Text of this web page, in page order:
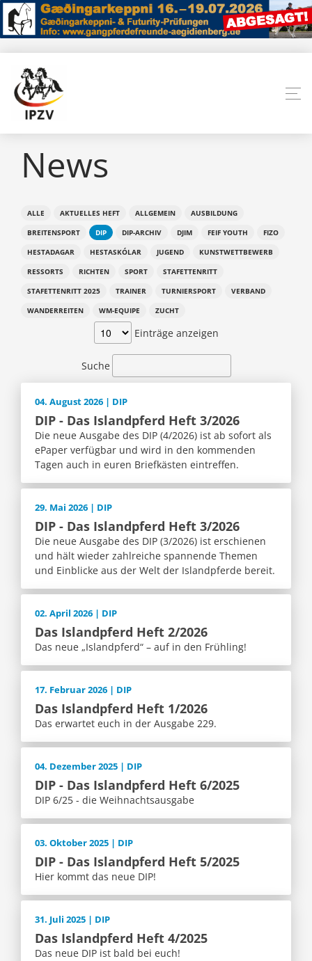
News
ALLE AKTUELLES HEFT ALLGEMEIN
AUSBILDUNG
BREITENSPORT
DIP DIP-ARCHIV DJIM FEIF YOUTH
FIZO
HESTADAGAR
HESTASKÓLAR JUGEND
KUNSTWETTBEWERB
RESSORTS
RICHTEN SPORT
STAFETTENRITT
STAFETTENRITT 2025
TRAINER TURNIERSPORT
VERBAND
WANDERREITEN
WM-EQUIPE ZUCHT
Einträge anzeigen
Suche
04. August 2026 | DIP
DIP - Das Islandpferd Heft 3/2026
Die neue Ausgabe des DIP (4/2026) ist ab sofort als
ePaper verfügbar und wird in den kommenden
Tagen auch in euren Briefkästen eintreffen.
29. Mai 2026 | DIP
DIP - Das Islandpferd Heft 3/2026
Die neue Ausgabe des DIP (3/2026) ist erschienen
und hält wieder zahlreiche spannende Themen
und Einblicke aus der Welt der Islandpferde bereit.
02. April 2026 | DIP
Das Islandpferd Heft 2/2026
Das neue „Islandpferd“ – auf in den Frühling!
17. Februar 2026 | DIP
Das Islandpferd Heft 1/2026
Das erwartet euch in der Ausgabe 229.
04. Dezember 2025 | DIP
DIP - Das Islandpferd Heft 6/2025
DIP 6/25 - die Weihnachtsausgabe
03. Oktober 2025 | DIP
DIP - Das Islandpferd Heft 5/2025
Hier kommt das neue DIP!
31. Juli 2025 | DIP
Das Islandpferd Heft 4/2025
Das neue DIP ist bald bei euch!